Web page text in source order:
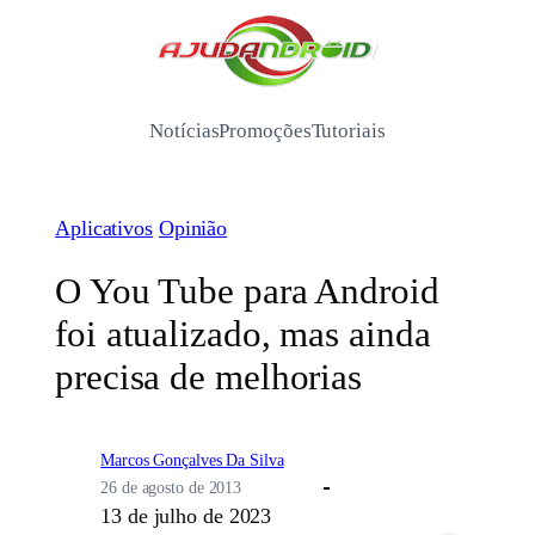
/
NotíciasPromoçõesTutoriais
Aplicativos Opinião
O You Tube para Android
foi atualizado, mas ainda
precisa de melhorias
Marcos Gonçalves Da Silva
26 de agosto de 2013
13 de julho de 2023